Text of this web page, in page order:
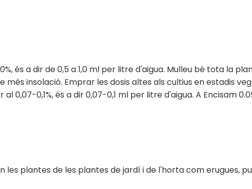
és a dir de 0,5 a 1,0 ml per litre d'aigua. Mulleu bé tota la
insolació. Emprar les dosis altes als cultius en estadis
0,07-0,1%, és a dir 0,07-0,1 ml per litre d'aigua. A Encisam
plantes de les plantes de jardí i de l'horta com erugues,